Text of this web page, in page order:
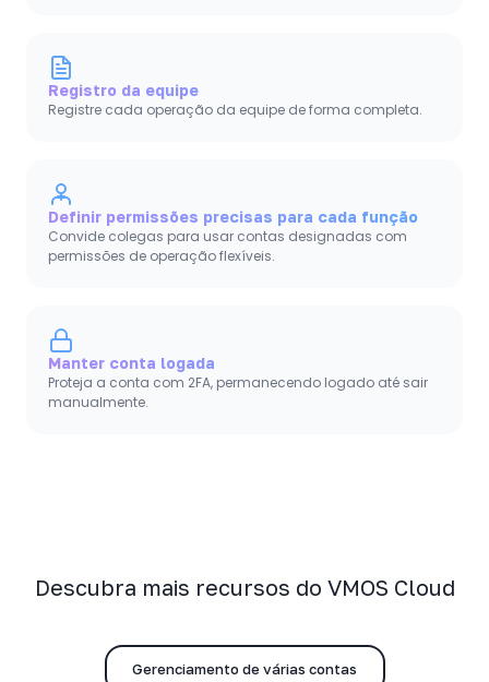
Registro da equipe
Registre cada operação da equipe de forma completa.
Definir permissões precisas para cada função
Convide colegas para usar contas designadas com
permissões de operação flexíveis.
Manter conta logada
Proteja a conta com 2FA, permanecendo logado até sair
manualmente.
Descubra mais recursos do VMOS Cloud
Gerenciamento de várias contas